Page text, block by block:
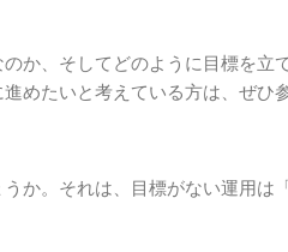
か、そしてどのように目標を立
めたいと考えている方は、ぜひ
か。それは、目標がない運用は